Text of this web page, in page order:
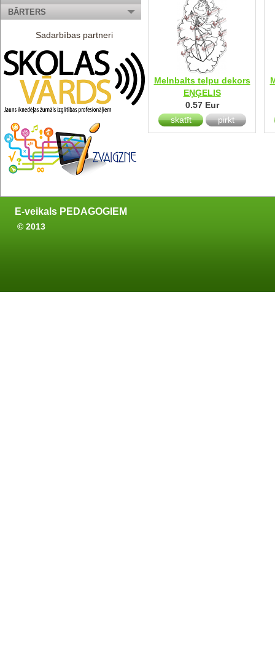
BĀRTERS
Sadarbības partneri
Melnbalts telpu dekors
EŅĢELIS
0.57 Eur
skatīt
pirkt
E-veikals PEDAGOGIEM
© 2013